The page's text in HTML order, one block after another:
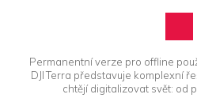
Permanentní verze pro offline
DJI Terra představuje komplexní
chtějí digitalizovat svět: od